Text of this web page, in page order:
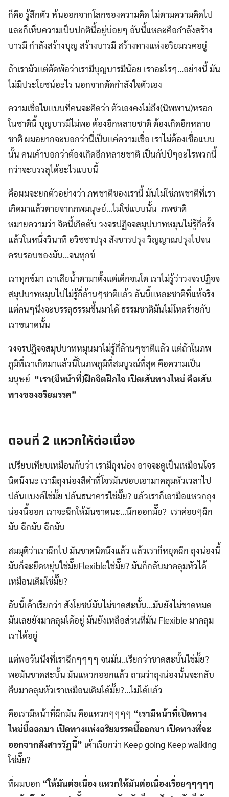
ก็คือ รู้สึกตัว พ้นออกจากโลกของความคิด ไม่ตามความคิดไป
และก็เห็นความเป็นปกตินี้อยู่บ่อยๆ อันนี้แหละคือกำลังสร้าง
บารมี กำลังสร้างบุญ สร้างบารมี สร้างทางแห่งอริยมรรคอยู่
ถ้าเรามัวแต่ตัดพ้อว่าเรามีบุญบารมีน้อย เราอะไรๆ…อย่างนี้ มัน
ไม่มีประโยชน์อะไร นอกจากตัดกำลังใจตัวเอง
ความเชื่อในแบบที่คนจะคิดว่า ตัวเองคงไม่ถึง(นิพพาน)หรอก
ในชาตินี้ บุญบารมีไม่พอ ต้องอีกหลายชาติ ต้องเกิดอีกหลาย
ชาติ ผมอยากจะบอกว่านี่เป็นแค่ความเชื่อ เราไม่ต้องเชื่อแบบ
นั้น คนเค้าบอกว่าต้องเกิดอีกหลายชาติ เป็นกัปป์ๆอะไรพวกนี้
กว่าจะบรรลุได้อะไรแบบนี้
คือผมจะยกตัวอย่างว่า ภพชาติของเรานี้ มันไม่ใช่ภพชาติที่เรา
เกิดมาแล้วตายจากภพมนุษย์…ไม่ใช่แบบนั้น ภพชาติ
หมายความว่า จิตนี้เกิดดับ วงจรปฏิจจสมุปบาทหมุนไม่รู้กี่ครั้ง
แล้วในหนึ่งวินาที อวิชชาปรุง สังขารปรุง วิญญาณปรุงไปจน
ครบรอบของมัน…จนทุกข์
เราทุกข์มา เราเสียน้ำตามาตั้งแต่เด็กจนโต เราไม่รู้ว่าวงจรปฏิจจ
สมุปบาทหมุนไปไม่รู้กี่ล้านๆชาติแล้ว อันนี้แหละชาติที่แท้จริง
แต่คนๆนึงจะบรรลุธรรมขึ้นมาได้ ธรรมชาติมันไม่โหดร้ายกับ
เราขนาดนั้น
วงจรปฏิจจสมุปบาทหมุนมาไม่รู้กี่ล้านๆชาติแล้ว แต่ถ้าในภพ
ภูมิที่เราเกิดมาแล้วนี้ในภพภูมิที่สมบูรณ์ที่สุด คือความเป็น
มนุษย์ “เรา(มีหน้าที่)ฝึกจิตฝึกใจ เปิดเส้นทางใหม่ คือเส้น
ทางของอริยมรรค”
ตอนที่ 2 แหวกให้ต่อเนื่อง
เปรียบเทียบเหมือนกับว่า เรามีถุงน่อง อาจจะดูเป็นเหมือนโจร
นิดนึงนะ เรามีถุงน่องสีดำที่โจรมันชอบเอามาคลุมหัวเวลาไป
ปล้นแบงค์ใช่มั๊ย ปล้นธนาคารใช่มั๊ย? แล้วเราก็เอามือแหวกถุง
น่องนี้ออก เราจะฉีกให้มันขาดนะ…นึกออกมั๊ย? เราค่อยๆฉีก
มัน ฉีกมัน ฉีกมัน
สมมุติว่าเราฉีกไป มันขาดนิดนึงแล้ว แล้วเราก็หยุดฉีก ถุงน่องนี้
มันก็จะยืดหยุ่นใช่มั๊ยFlexibleใช่มั๊ย? มันก็กลับมาคลุมหัวได้
เหมือนเดิมใช่มั๊ย?
อันนี้เค้าเรียกว่า สังโยชน์มันไม่ขาดสะบั้น…มันยังไม่ขาดหมด
มันเลยยังมาคลุมได้อยู่ มันยังเหลือส่วนที่มัน Flexible มาคลุม
เราได้อยู่
แต่พอวันนึงที่เราฉีกๆๆๆๆ จนมัน..เรียกว่าขาดสะบั้นใช่มั๊ย?
พอมันขาดสะบั้น มันแหวกออกแล้ว ถามว่าถุงน่องนั้นจะกลับ
คืนมาคลุมหัวเราเหมือนเดิมได้มั๊ย?…ไม่ได้แล้ว
คือเรามีหน้าที่ฉีกมัน คือแหวกๆๆๆๆ “เรามีหน้าที่เปิดทาง
ใหม่นี้ออกมา เปิดทางแห่งอริยมรรคนี้ออกมา เปิดทางที่จะ
ออกจากสังสารวัฏนี้” เค้าเรียกว่า Keep going Keep walking
ใช่มั๊ย?
ที่ผมบอก “ให้มันต่อเนื่อง แหวกให้มันต่อเนื่องเรื่อยๆๆๆๆๆ